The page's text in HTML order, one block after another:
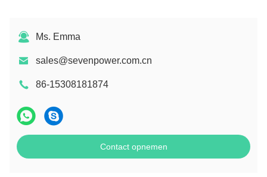
Ms. Emma
sales@sevenpower.com.cn
86-15308181874
Contact opnemen